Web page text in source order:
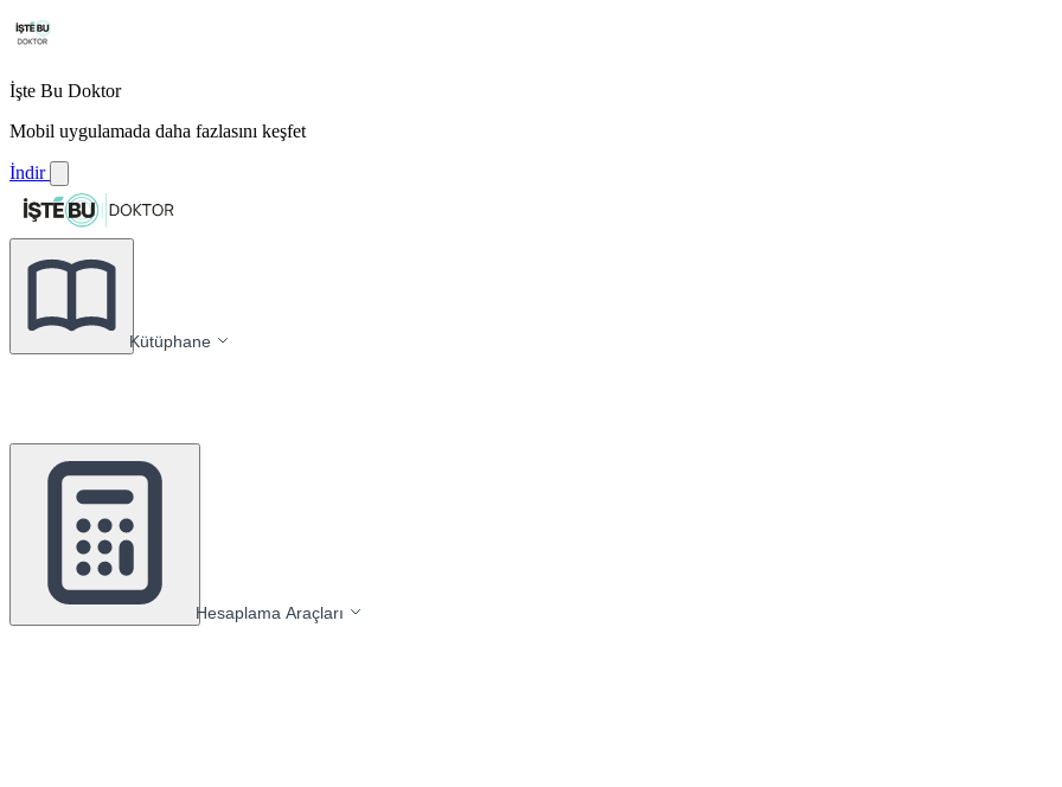
İşte Bu Doktor
Mobil uygulamada daha fazlasını keşfet
İndir
Kütüphane
Hesaplama Araçları